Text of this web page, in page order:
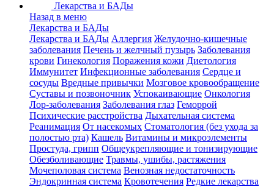
Лекарства и БАДы
Назад в меню
Лекарства и БАДы
Лекарства и БАДы Аллергия Желудочно-кишечные
заболевания Печень и желчный пузырь Заболевания
крови Гинекология Поражения кожи Диетология
Иммунитет Инфекционные заболевания Сердце и
сосуды Вредные привычки Мозговое кровообращение
Суставы и позвоночник Успокаивающие Онкология
Лор-заболевания Заболевания глаз Геморрой
Психические расстройства Дыхательная система
Реанимация От насекомых Стоматология (без ухода за
полостью рта) Кашель Витамины и микроэлементы
Простуда, грипп Общеукрепляющие и тонизирующие
Обезболивающие Травмы, ушибы, растяжения
Мочеполовая система Венозная недостаточность
Эндокринная система Кровотечения Редкие лекарства